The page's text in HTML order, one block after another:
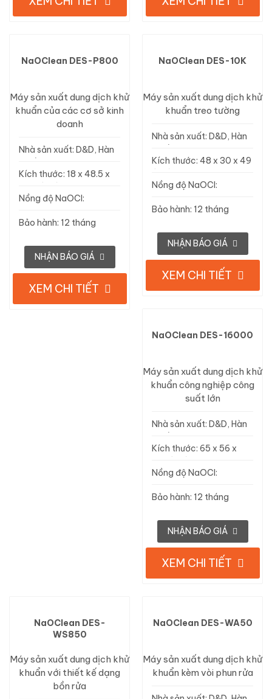
NaOClean DES-P800
Máy sản xuất dung dịch khử
khuẩn của các cơ sở kinh
doanh
Nhà sản xuất: D&D, Hàn
Kích thước: 18 x 48.5 x
Nồng độ NaOCl:
Bảo hành: 12 tháng
NHẬN BÁO GIÁ
XEM CHI TIẾT
NaOClean DES-10K
Máy sản xuất dung dịch khử
khuẩn treo tường
Nhà sản xuất: D&D, Hàn
Kích thước: 48 x 30 x 49
Nồng độ NaOCl:
Bảo hành: 12 tháng
NHẬN BÁO GIÁ
XEM CHI TIẾT
NaOClean DES-16000
Máy sản xuất dung dịch khử
khuẩn công nghiệp công
suất lớn
Nhà sản xuất: D&D, Hàn
Kích thước: 65 x 56 x
Nồng độ NaOCl:
Bảo hành: 12 tháng
NHẬN BÁO GIÁ
XEM CHI TIẾT
NaOClean DES-
WS850
Máy sản xuất dung dịch khử
khuẩn với thiết kế dạng
bồn rửa
NaOClean DES-WA50
Máy sản xuất dung dịch khử
khuẩn kèm vòi phun rửa